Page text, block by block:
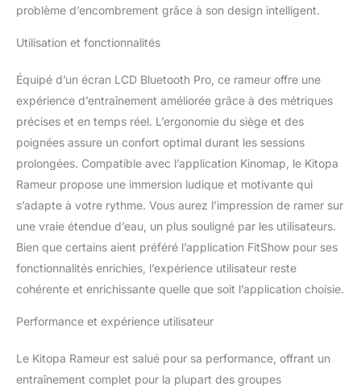
conception de lame à 12
pales traditionnelles. Par
conséquent, la valeur de
résistance est également
4 fois plus élevée, ce qui
rend l'aviron plus réaliste
et plus stimulant. Cette
caractéristique fait de
cette pagaie un choix
idéal pour ceux qui
souhaitent intensifier leur
entraînement. Affichage
numérique réglable :
l'angle de l'écran en
fonction de vos besoins
affiche les scans, le
temps, la distance, les
problème d’encombrement grâce à son design intelligent.
Utilisation et fonctionnalités
Équipé d’un écran LCD Bluetooth Pro, ce rameur offre une
expérience d’entraînement améliorée grâce à des métriques
précises et en temps réel. L’ergonomie du siège et des
poignées assure un confort optimal durant les sessions
prolongées. Compatible avec l’application Kinomap, le Kitopa
Rameur propose une immersion ludique et motivante qui
s’adapte à votre rythme. Vous aurez l’impression de ramer sur
une vraie étendue d’eau, un plus souligné par les utilisateurs.
Bien que certains aient préféré l’application FitShow pour ses
fonctionnalités enrichies, l’expérience utilisateur reste
cohérente et enrichissante quelle que soit l’application choisie.
Performance et expérience utilisateur
Le Kitopa Rameur est salué pour sa performance, offrant un
entraînement complet pour la plupart des groupes